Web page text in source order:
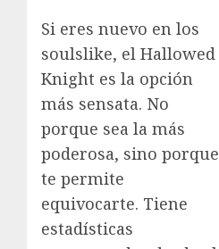
Si eres nuevo en los
soulslike, el Hallowed
Knight es la opción
más sensata. No
porque sea la más
poderosa, sino porque
te permite
equivocarte. Tiene
estadísticas